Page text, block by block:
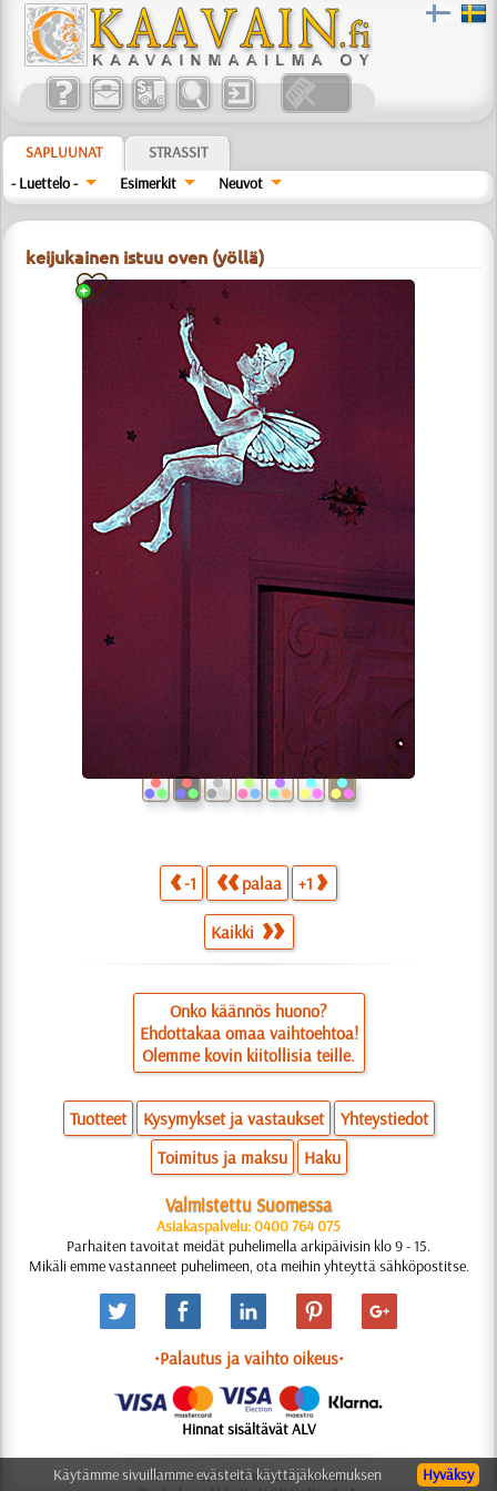
SAPLUUNAT
STRASSIT
- Luettelo -
Esimerkit Neuvot
keijukainen istuu oven (yöllä)
-1 palaa +1
Kaikki
Onko käännös huono?
Ehdottakaa omaa vaihtoehtoa!
Olemme kovin kiitollisia teille.
Tuotteet Kysymykset ja vastaukset
Yhteystiedot
Toimitus ja maksu
Haku
Valmistettu Suomessa
Asiakaspalvelu: 0400 764 075
Parhaiten tavoitat meidät puhelimella arkipäivisin klo 9 - 15.
Mikäli emme vastanneet puhelimeen, ota meihin yhteyttä sähköpostitse.
•Palautus ja vaihto oikeus•
Hinnat sisältävät ALV
© 2006-2025 Suunnittelu: Natali M.
Hyväksy
Käytämme sivuillamme evästeitä käyttäjäkokemuksen